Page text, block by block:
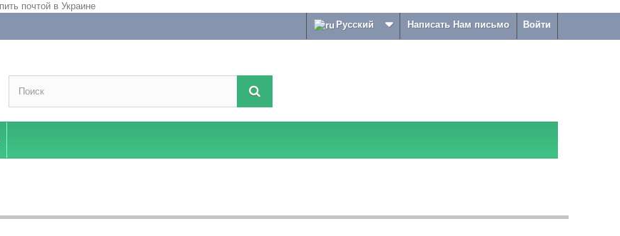
Войти
Написать Нам письмо
Русский